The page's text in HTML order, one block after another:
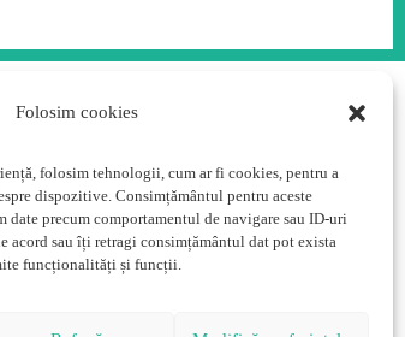
Folosim cookies
folosim tehnologii, cum ar fi cookies, pentru a
dispozitive. Consimțământul pentru aceste
date precum comportamentul de navigare sau ID-uri
acord sau îți retragi consimțământul dat pot exista
funcționalități și funcții.
clinicii